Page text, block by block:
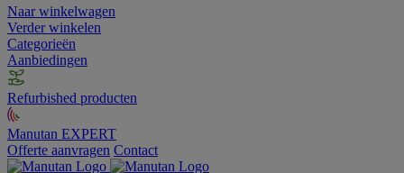
Naar winkelwagen
Verder winkelen
Categorieën
Aanbiedingen
Refurbished producten
Manutan EXPERT
Offerte aanvragen Contact